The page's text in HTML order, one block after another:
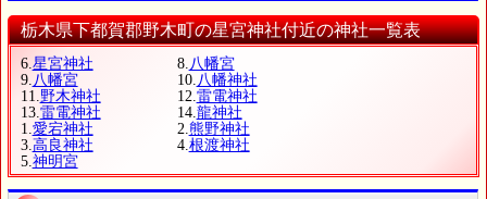
栃木県下都賀郡野木町の星宮神社付近の神社一覧表
6.星宮神社 8.八幡宮
9.八幡宮 10.八幡神社
11.野木神社 12.雷電神社
13.雷電神社 14.龍神社
1.愛宕神社 2.熊野神社
3.高良神社 4.根渡神社
5.神明宮